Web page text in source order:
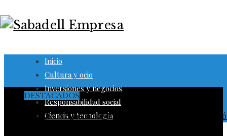
Inicio
Cultura y ocio
Inversiones y negocios
Responsabilidad social
Ciencia y tecnología
DESTACADOS
El papel de los desastres industriales en la